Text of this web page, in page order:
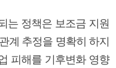
는 정책은 보조금 지원
계 추정을 명확히 하지
피해를 기후변화 영향